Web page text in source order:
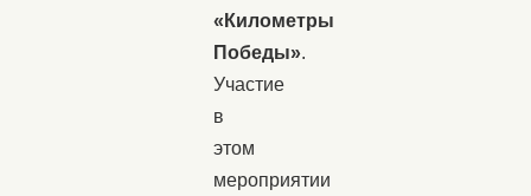
«Километры
Победы».
Участие
в
этом
мероприятии